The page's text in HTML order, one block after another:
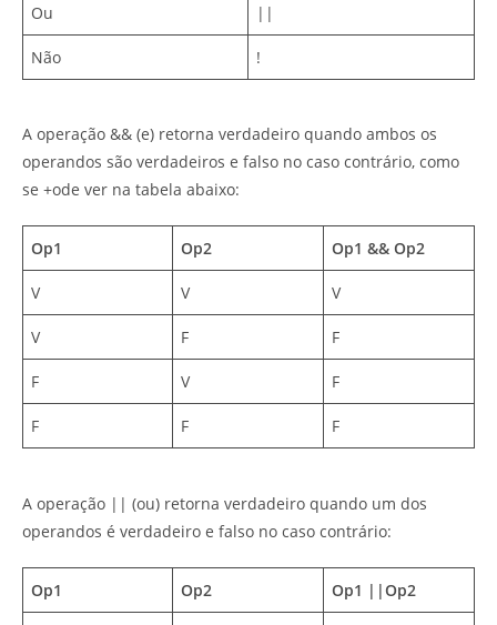
Ou ||
Não !
A operação && (e) retorna verdadeiro quando ambos os
operandos são verdadeiros e falso no caso contrário, como
se +ode ver na tabela abaixo:
Op1 Op2 Op1 && Op2
V V V
V F F
F V F
F F F
A operação || (ou) retorna verdadeiro quando um dos
operandos é verdadeiro e falso no caso contrário:
Op1 Op2 Op1 ||Op2